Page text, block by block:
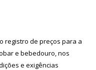
registro de preços para a
e bebedouro, nos
e exigências